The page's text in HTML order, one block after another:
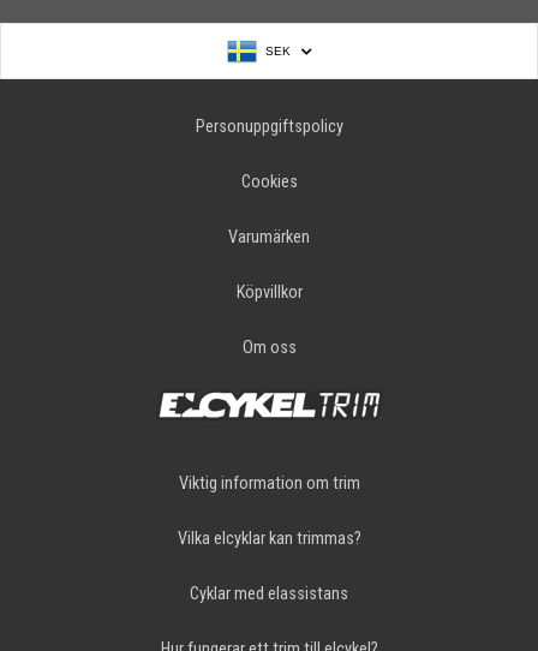
SEK
Personuppgiftspolicy
Cookies
Varumärken
Köpvillkor
Om oss
Viktig information om trim
Vilka elcyklar kan trimmas?
Cyklar med elassistans